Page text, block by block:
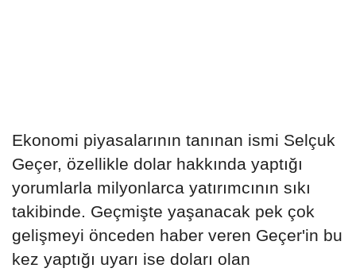
Ekonomi piyasalarının tanınan ismi Selçuk
Geçer, özellikle dolar hakkında yaptığı
yorumlarla milyonlarca yatırımcının sıkı
takibinde. Geçmişte yaşanacak pek çok
gelişmeyi önceden haber veren Geçer'in bu
kez yaptığı uyarı ise doları olan